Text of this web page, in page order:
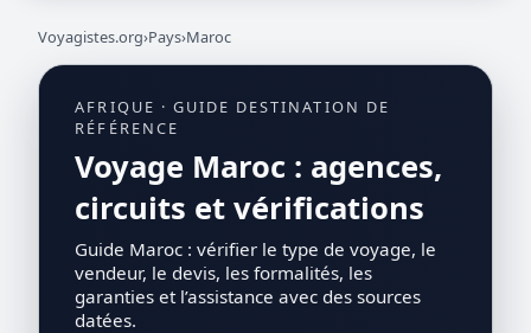
Voyagistes.org›Pays›Maroc
AFRIQUE · GUIDE DESTINATION DE
RÉFÉRENCE
Voyage Maroc : agences,
circuits et vérifications
Guide Maroc : vérifier le type de voyage, le
vendeur, le devis, les formalités, les
garanties et l’assistance avec des sources
datées.